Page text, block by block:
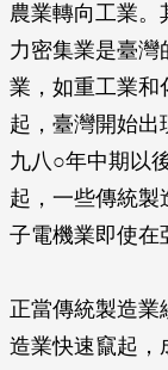
農業轉向工業
力密集業是臺
業，如重工業和
起，臺灣開始出
九八○年中期以
起，一些傳統製
子電機業即使在
正當傳統製造業
造業快速竄起，